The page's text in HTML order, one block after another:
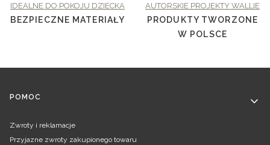
IDEALNE DO POKOJU DZIECKA
BEZPIECZNE MATERIAŁY
AUTORSKIE PROJEKTY WALLIE
PRODUKTY TWORZONE
W POLSCE
Linki w stopce
POMOC
Zwroty i reklamacje
Przyjazne zwroty zakupionego towaru